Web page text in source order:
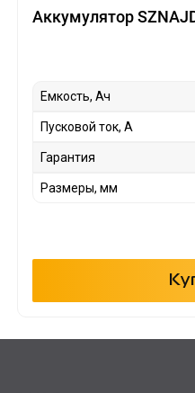
Аккумулятор
Емкость, Ач
Пусковой ток, А
Гарантия
Размеры, мм